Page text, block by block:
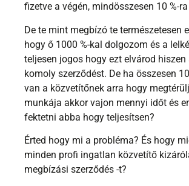
fizetve a végén, mindösszesen 10 %-
De te mint megbízó te természetesen
hogy ő 1000 %-kal dolgozom és a
teljesen jogos hogy ezt elvárod
komoly szerződést. De ha összesen
van a közvetítőnek arra hogy
munkája akkor vajon mennyi időt és
fektetni abba hogy teljesítsen?
Érted hogy mi a probléma? És hogy
minden profi ingatlan közvetítő
megbízási szerződés -t?